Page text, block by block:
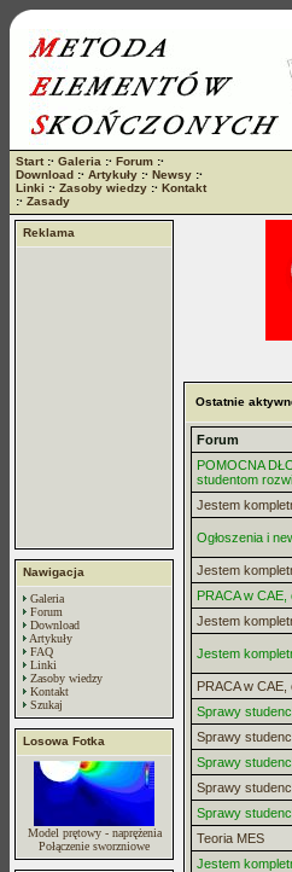
Start:· Galeria :· Forum :·
Download :· Artykuły :· Newsy :·
Linki :· Zasoby wiedzy :· Kontakt
:· Zasady
Reklama
Nawigacja
Galeria
Forum
Download
Artykuły
FAQ
Linki
Zasoby wiedzy
Kontakt
Szukaj
Losowa Fotka
Model prętowy - naprężenia
Połączenie sworzniowe
Ostatnie
Forum
POMOCNA
studentom
Jestem
Ogłoszenia i
Jestem
PRACA w
Jestem
Jestem
PRACA w
Sprawy
Sprawy
Sprawy
Sprawy
Sprawy
Teoria MES
Jestem